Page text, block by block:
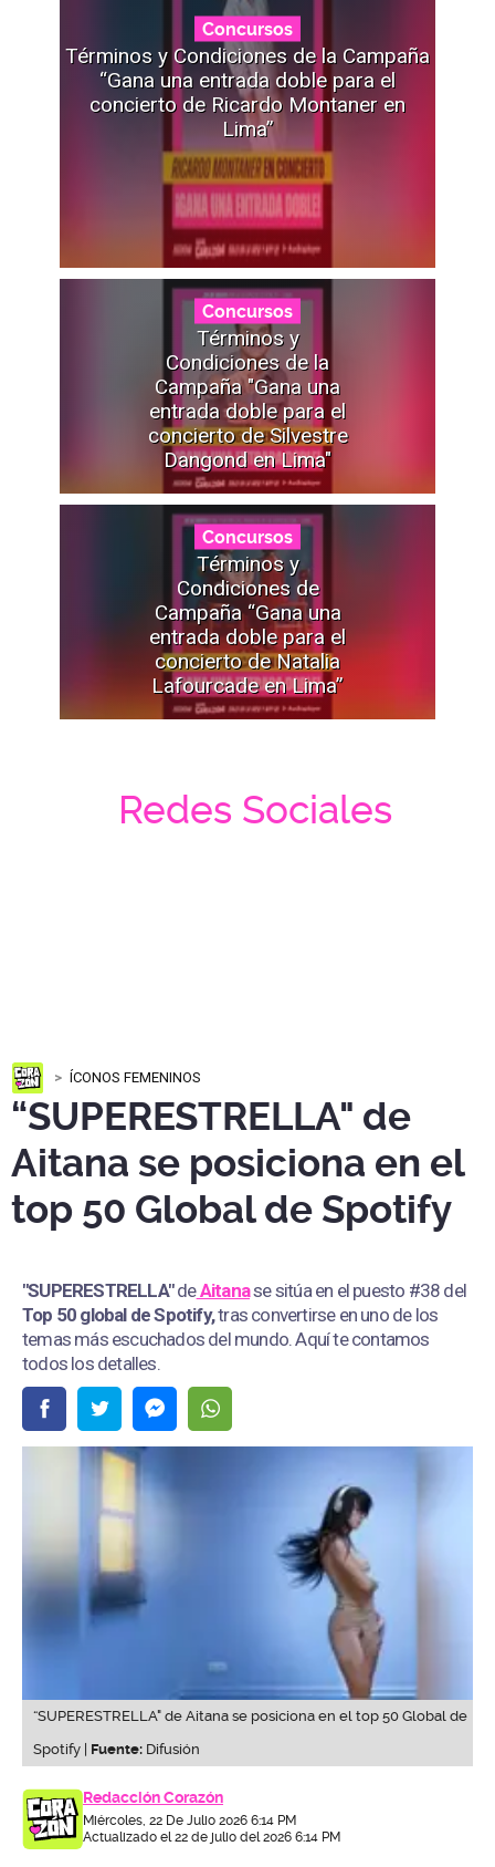
Concursos
Términos y Condiciones de la Campaña
“Gana una entrada doble para el
concierto de Ricardo Montaner en
Lima”
Concursos
Términos y
Condiciones de la
Campaña "Gana una
entrada doble para el
concierto de Silvestre
Dangond en Lima"
Concursos
Términos y
Condiciones de
Campaña “Gana una
entrada doble para el
concierto de Natalia
Lafourcade en Lima”
Redes Sociales
ÍCONOS FEMENINOS
“SUPERESTRELLA" de
Aitana se posiciona en el
top 50 Global de Spotify
"SUPERESTRELLA"deAitanase sitúa en el puesto #38 del
Top 50 global de Spotify,tras convertirse en uno de los
temas más escuchados del mundo. Aquí te contamos
todos los detalles.
“SUPERESTRELLA" de Aitana se posiciona en el top 50 Global de
Spotify | Fuente: Difusión
Redacción Corazón
Miércoles, 22 De Julio 2026 6:14 PM
Actualizado el 22 de julio del 2026 6:14 PM